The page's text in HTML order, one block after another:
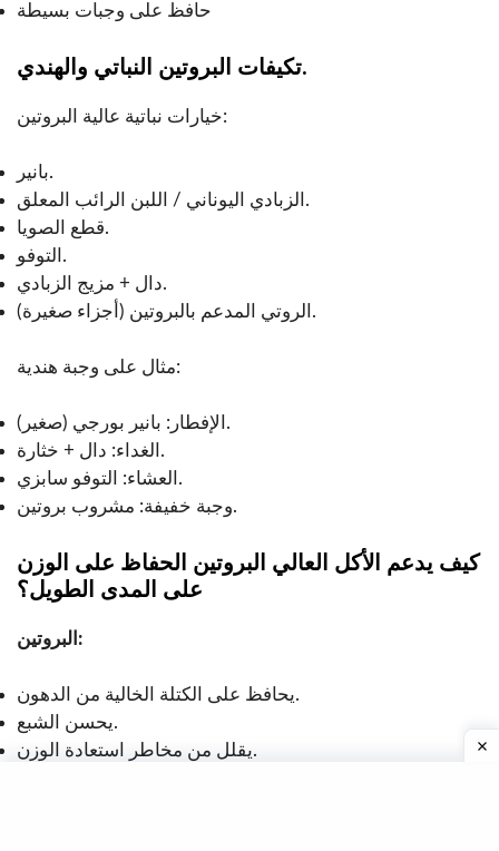
حافظ على وجبات بسيطة
تكيفات البروتين النباتي والهندي.
خيارات نباتية عالية البروتين:
بانير.
الزبادي اليوناني / اللبن الرائب المعلق.
قطع الصويا.
التوفو.
دال + مزيج الزبادي.
الروتي المدعم بالبروتين (أجزاء صغيرة).
مثال على وجبة هندية:
الإفطار: بانير بورجي (صغير).
الغداء: دال + خثارة.
العشاء: التوفو سابزي.
وجبة خفيفة: مشروب بروتين.
كيف يدعم الأكل العالي البروتين الحفاظ على الوزن
على المدى الطويل؟
البروتين:
يحافظ على الكتلة الخالية من الدهون.
يحسن الشبع.
يقلل من مخاطر استعادة الوزن.